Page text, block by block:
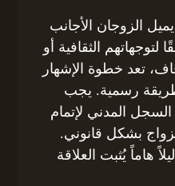
الزوجان الأجانب
الثقافية أو
تعد خطوة الإشهار
رسمية. يجب
المدني لإتمام
بشكل قانوني.
هاماً يُثبت العلاقة